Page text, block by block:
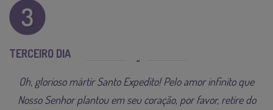
TERCEIRO DIA
Oh, glorioso mártir Santo Expedito! Pelo amor infinito que
Nosso Senhor plantou em seu coração, por favor, retire do